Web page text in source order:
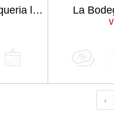
Restaurant Marisqueria l'Àncora La
‹